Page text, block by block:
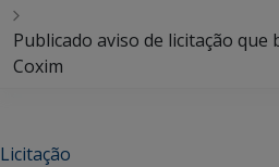
Publicado aviso de licitação que
Coxim
Licitação